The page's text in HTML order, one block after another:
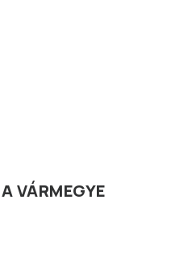
VÁRMEGYE